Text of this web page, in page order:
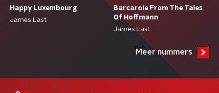
Happy Luxembourg
James Last
Barcarole From The Tales
Of Hoffmann
James Last
Meer nummers